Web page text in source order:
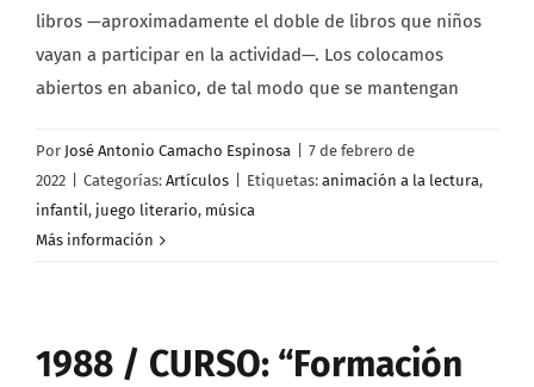
libros —aproximadamente el doble de libros que niños
vayan a participar en la actividad—. Los colocamos
abiertos en abanico, de tal modo que se mantengan
Por José Antonio Camacho Espinosa
7 de febrero de
2022
Categorías: Artículos Etiquetas: animación a la lectura,
infantil, juego literario, música
Más información
1988 / CURSO: “Formación